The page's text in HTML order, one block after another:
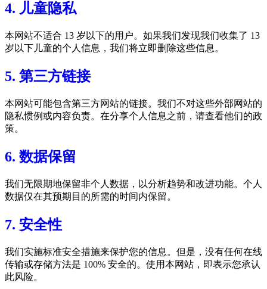
4. 儿童隐私
本网站不适合 13 岁以下的用户。如果我们发现我们收集了 13
岁以下儿童的个人信息，我们将立即删除这些信息。
5. 第三方链接
本网站可能包含第三方网站的链接。我们不对这些外部网站的
隐私惯例或内容负责。在分享个人信息之前，请查看他们的政
策。
6. 数据保留
我们无限期地保留非个人数据，以分析趋势和改进功能。个人
数据仅在其预期目的所需的时间内保留。
7. 安全性
我们实施标准安全措施来保护您的信息。但是，没有任何在线
传输或存储方法是 100% 安全的。使用本网站，即表示您承认
此风险。